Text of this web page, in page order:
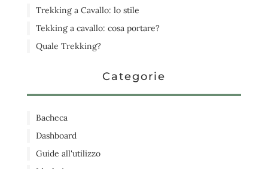
Trekking a Cavallo: lo stile
Tekking a cavallo: cosa portare?
Quale Trekking?
Categorie
Bacheca
Dashboard
Guide all'utilizzo